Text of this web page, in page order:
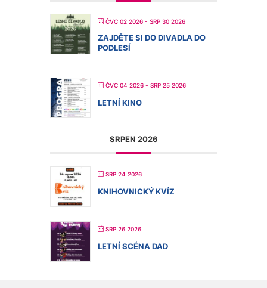
ČVC 02 2026 - SRP 30 2026
ZAJDĚTE SI DO DIVADLA DO
PODLESÍ
ČVC 04 2026 - SRP 25 2026
LETNÍ KINO
SRPEN 2026
SRP 24 2026
KNIHOVNICKÝ KVÍZ
SRP 26 2026
LETNÍ SCÉNA DAD